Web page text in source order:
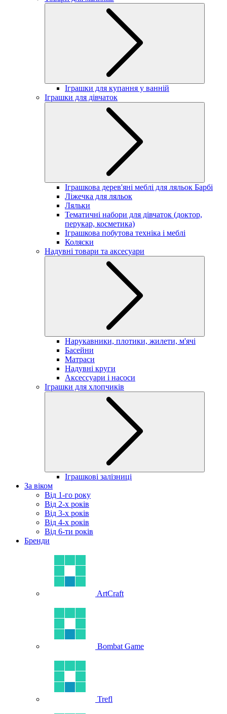
Іграшки для купання у ванній
Іграшки для дівчаток
Іграшкова дерев'яні меблі для ляльок Барбі
Ліжечка для ляльок
Ляльки
Тематичні набори для дівчаток (доктор,
перукар, косметика)
Іграшкова побутова техніка і меблі
Коляски
Надувні товари та аксесуари
Нарукавники, плотики, жилети, м'ячі
Басейни
Матраси
Надувні круги
Аксессуари і насоси
Іграшки для хлопчиків
Іграшкові залізниці
За віком
Від 1-го року
Від 2-х років
Від 3-х років
Від 4-х років
Від 6-ти років
Бренди
ArtCraft
Bombat Game
Trefl